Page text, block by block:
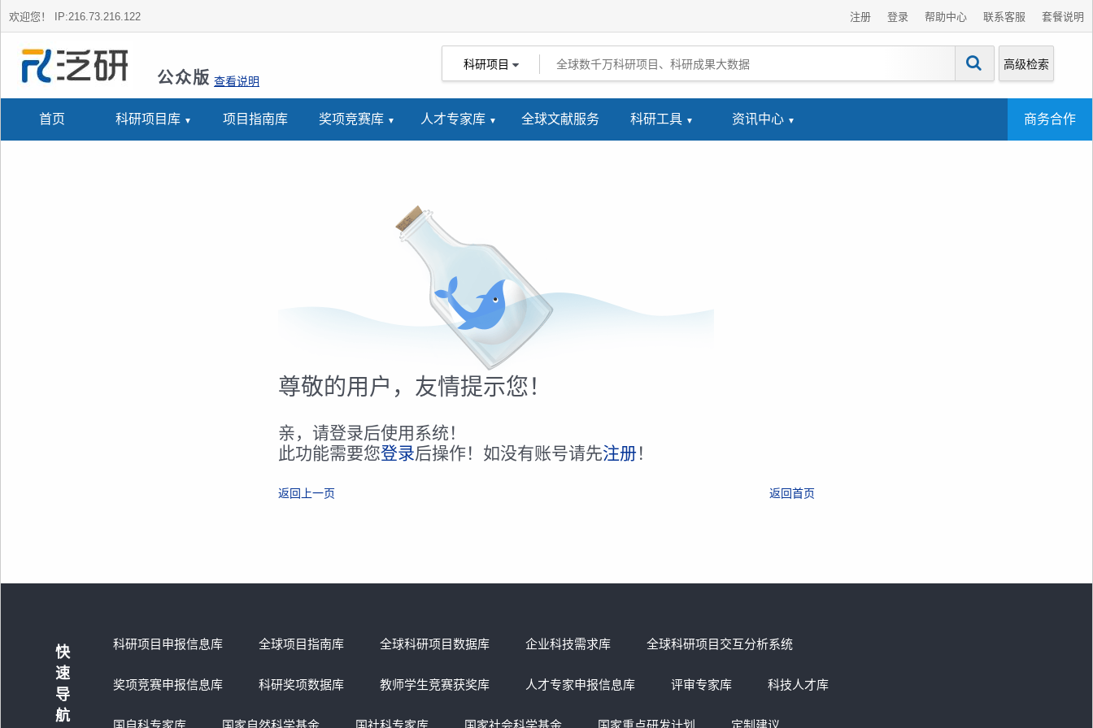
欢迎您！ IP:216.73.216.122 注册 登录 帮助中心 联系客服 套餐说明
公众版 查看说明
科研项目 高级检索
首页 科研项目库 项目指南库 奖项竞赛库 人才专家库 全球文献服务 科研工具 资讯中心 商务合作
尊敬的用户，友情提示您！
亲，请登录后使用系统！
此功能需要您登录后操作！如没有账号请先注册！
返回上一页 返回首页
快
速
导
航
科研项目申报信息库 全球项目指南库 全球科研项目数据库 企业科技需求库 全球科研项目交互分析系统
奖项竞赛申报信息库 科研奖项数据库 教师学生竞赛获奖库 人才专家申报信息库 评审专家库 科技人才库
国自科专家库 国家自然科学基金 国社科专家库 国家社会科学基金 国家重点研发计划 定制建议